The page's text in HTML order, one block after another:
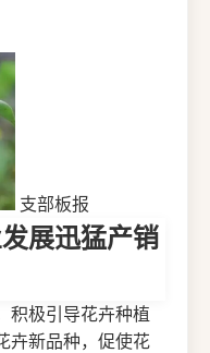
支部板报
展迅猛产销
积极引导花卉种植
卉新品种，促使花